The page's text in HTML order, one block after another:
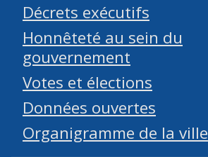
Décrets exécutifs
Honnêteté au sein du
gouvernement
Votes et élections
Données ouvertes
Organigramme de la ville